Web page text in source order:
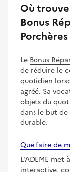
Où
Bonus
Porchères
Le Bonus
de réduire le
quotidien
agréé. Sa
objets du
dans le but
durable.
Que faire de
L'ADEME
interactive,